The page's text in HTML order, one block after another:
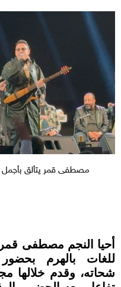
مصطفى قمر يتألق بأجمل
أحيا النجم مصطفى
للغات بالهرم
شحاته، وقدم خلالها